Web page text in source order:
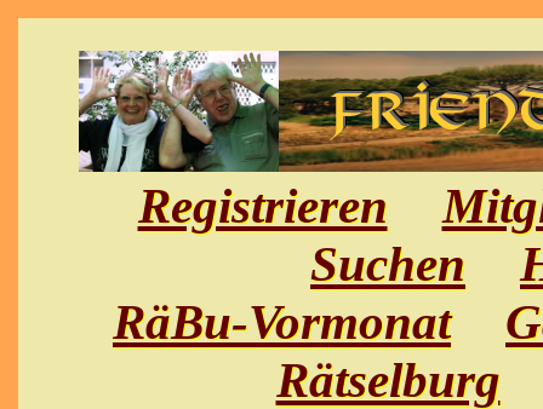
Registrieren
Suchen
RäBu-Vormonat
Rätselburg